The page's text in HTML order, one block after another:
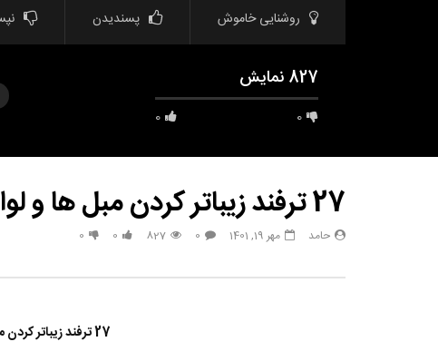
روشنایی خاموش پسندیدن
827 نمایش
0 0
مشاهده بعدا
33 هک درخشان برای زیبایی طبیعی هک های جدید ??️?
0
14.3K
27 ترفند زیباتر کردن مبل ها و لوازم خانگی
حامد مهر 19, 1401 0
827
0
0
27 ترفند زیباتر کردن مبل ها و لوازم خانگی